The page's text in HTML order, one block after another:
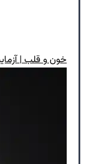
خون و قلب |